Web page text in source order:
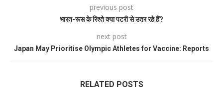
previous post
भारत-रूस के रिश्ते क्या पटरी से उतर रहे हैं?
next post
Japan May Prioritise Olympic Athletes for Vaccine: Reports
RELATED POSTS